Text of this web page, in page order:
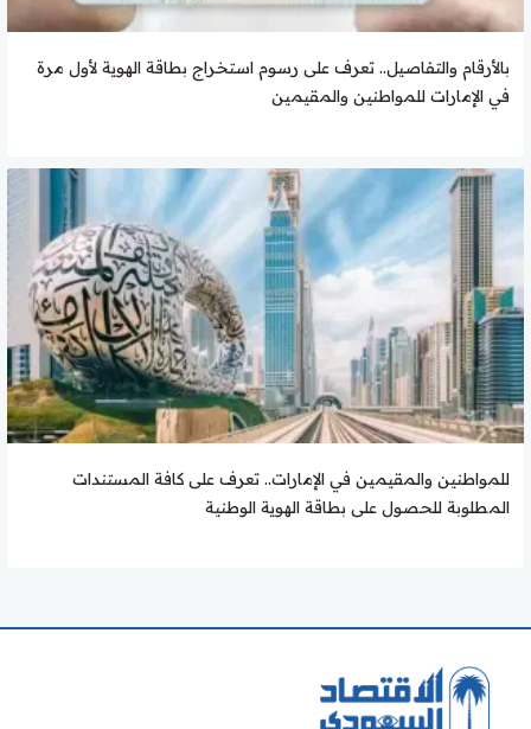
بالأرقام والتفاصيل.. تعرف على رسوم استخراج بطاقة الهوية لأول مرة
في الإمارات للمواطنين والمقيمين
للمواطنين والمقيمين في الإمارات.. تعرف على كافة المستندات
المطلوبة للحصول على بطاقة الهوية الوطنية